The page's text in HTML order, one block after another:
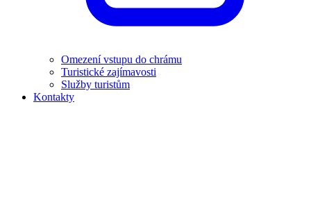
Omezení vstupu do chrámu
Turistické zajímavosti
Služby turistům
Kontakty